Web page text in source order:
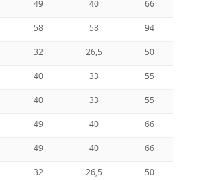
49 40 66
58 58 94
32 26,5 50
40 33 55
40 33 55
49 40 66
49 40 66
32 26,5 50